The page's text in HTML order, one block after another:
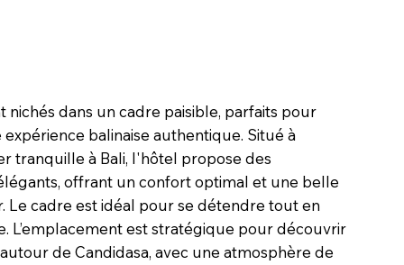
nichés dans un cadre paisible, parfaits pour
balinaise authentique. Situé à
tranquille à Bali, l'hôtel propose des
offrant un confort optimal et une belle
Le cadre est idéal pour se détendre tout en
L’emplacement est stratégique pour découvrir
de Candidasa, avec une atmosphère de